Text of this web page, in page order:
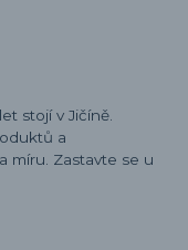
stojí v Jičíně.
a
míru. Zastavte se u